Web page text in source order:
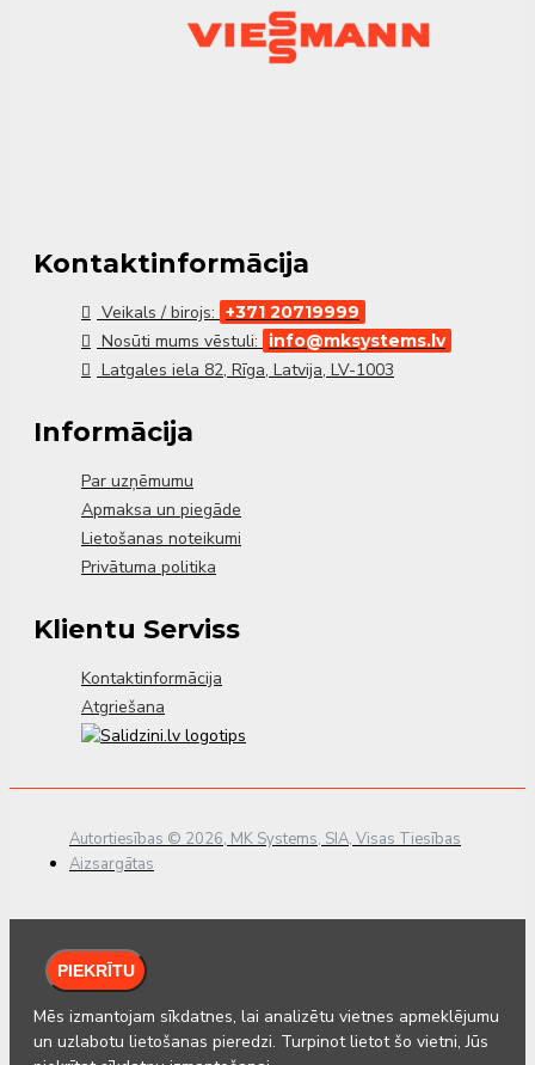
Norāde: ierīci nav iespējams izmantot kopā ar āra
Kontaktinformācija
Veikals / birojs: +371 20719999
Nosūti mums vēstuli: info@mksystems.lv
Latgales iela 82, Rīga, Latvija, LV-1003
Informācija
Par uzņēmumu
Apmaksa un piegāde
Lietošanas noteikumi
Privātuma politika
Klientu Serviss
Kontaktinformācija
Atgriešana
Autortiesības © 2026, MK Systems, SIA, Visas Tiesības
Aizsargātas
PIEKRĪTU
Mēs izmantojam sīkdatnes, lai analizētu vietnes apmeklējumu
un uzlabotu lietošanas pieredzi. Turpinot lietot šo vietni, Jūs